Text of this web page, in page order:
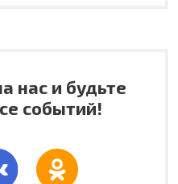
нас и будьте
событий!